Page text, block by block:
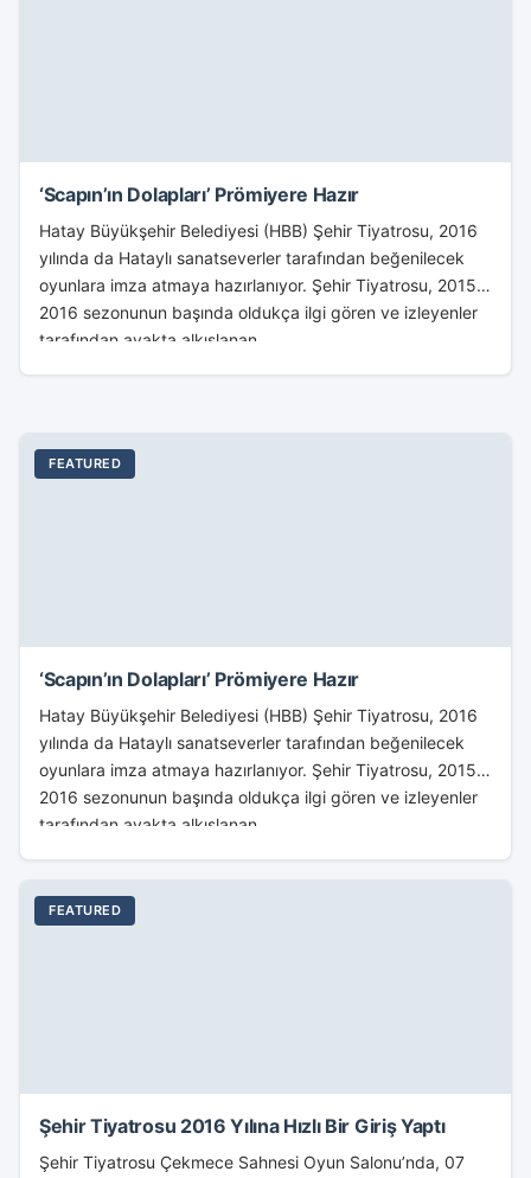
‘Scapın’ın Dolapları’ Prömiyere Hazır
Hatay Büyükşehir Belediyesi (HBB) Şehir Tiyatrosu, 2016
yılında da Hataylı sanatseverler tarafından beğenilecek
oyunlara imza atmaya hazırlanıyor. Şehir Tiyatrosu, 2015-
2016 sezonunun başında oldukça ilgi gören ve izleyenler
tarafından ayakta alkışlanan...
FEATURED
‘Scapın’ın Dolapları’ Prömiyere Hazır
Hatay Büyükşehir Belediyesi (HBB) Şehir Tiyatrosu, 2016
yılında da Hataylı sanatseverler tarafından beğenilecek
oyunlara imza atmaya hazırlanıyor. Şehir Tiyatrosu, 2015-
2016 sezonunun başında oldukça ilgi gören ve izleyenler
tarafından ayakta alkışlanan...
FEATURED
Şehir Tiyatrosu 2016 Yılına Hızlı Bir Giriş Yaptı
Şehir Tiyatrosu Çekmece Sahnesi Oyun Salonu’nda, 07